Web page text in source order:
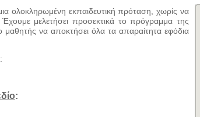
ολοκληρωμένη εκπαιδευτική πρόταση, χωρίς να
μελετήσει προσεκτικά το πρόγραμμα της
μαθητής να αποκτήσει όλα τα απαραίτητα εφόδια
: